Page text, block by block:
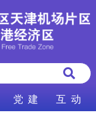
党 建 互 动